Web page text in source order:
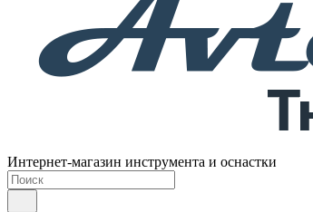
Интернет-магазин инструмента и оснастки